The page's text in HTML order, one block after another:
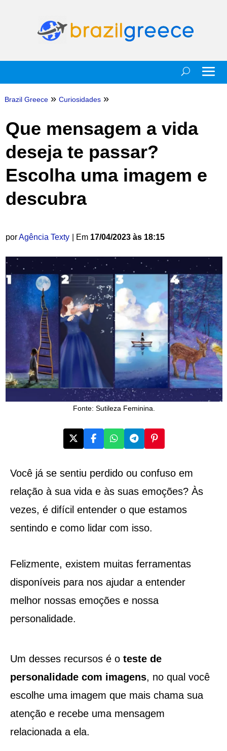
Brazil Greece » Curiosidades »
Que mensagem a vida
deseja te passar?
Escolha uma imagem e
descubra
porAgência Texty | Em 17/04/2023 às 18:15
Fonte: Sutileza Feminina.
Você já se sentiu perdido ou confuso em
relação à sua vida e às suas emoções? Às
vezes, é difícil entender o que estamos
sentindo e como lidar com isso.
Felizmente, existem muitas ferramentas
disponíveis para nos ajudar a entender
melhor nossas emoções e nossa
personalidade.
Um desses recursos é o teste de
personalidade com imagens, no qual você
escolhe uma imagem que mais chama sua
atenção e recebe uma mensagem
relacionada a ela.